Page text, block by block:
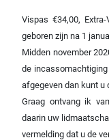
Vispas €34,00,
geboren zijn na 1
Midden november
de
afgegeven dan kunt u
Graag ontvang ik
daarin uw
vermelding dat u de